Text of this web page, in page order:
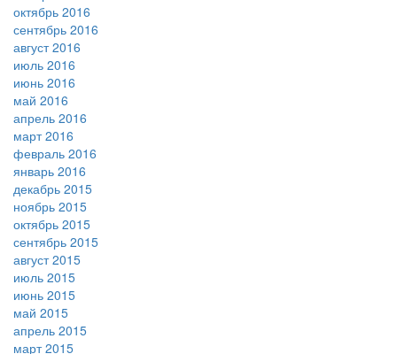
октябрь 2016
сентябрь 2016
август 2016
июль 2016
июнь 2016
май 2016
апрель 2016
март 2016
февраль 2016
январь 2016
декабрь 2015
ноябрь 2015
октябрь 2015
сентябрь 2015
август 2015
июль 2015
июнь 2015
май 2015
апрель 2015
март 2015